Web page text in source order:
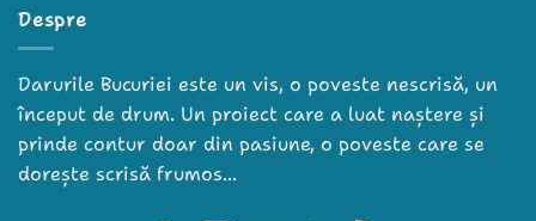
Despre
Darurile Bucuriei este un vis, o poveste nescrisă, un
început de drum. Un proiect care a luat naștere și
prinde contur doar din pasiune, o poveste care se
dorește scrisă frumos...